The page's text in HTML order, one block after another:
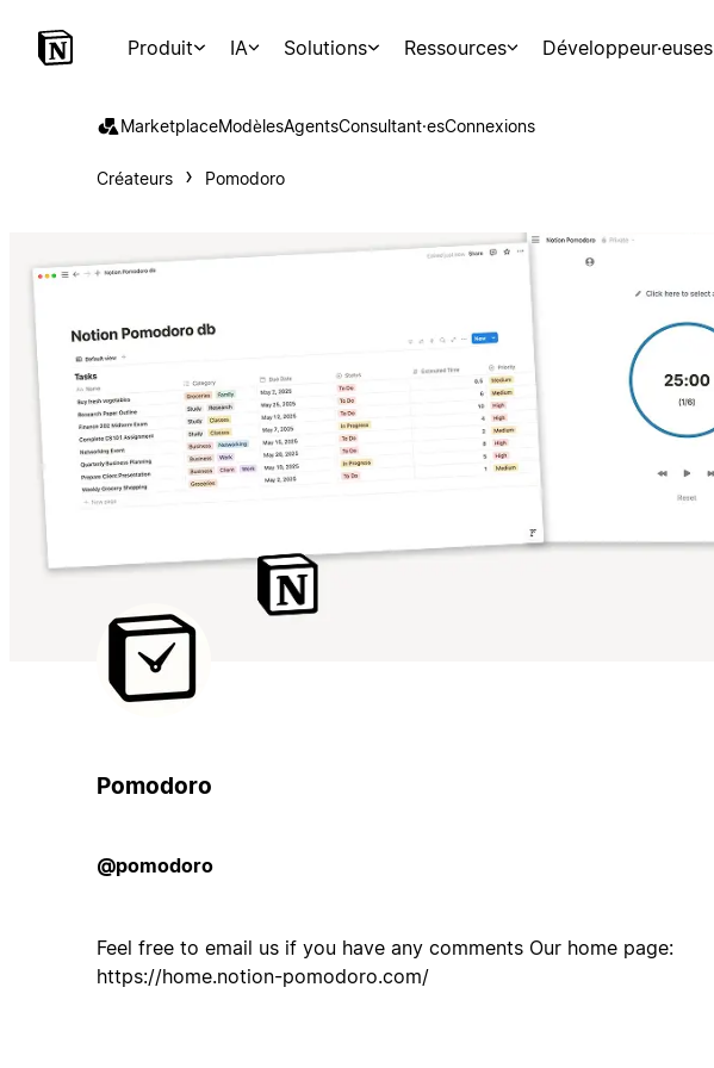
Produit IA Solutions Ressources Développeur·euses
MarketplaceModèlesAgentsConsultant·esConnexions
Créateurs Pomodoro
Pomodoro
@pomodoro
Feel free to email us if you have any comments Our home page:
https://home.notion-pomodoro.com/